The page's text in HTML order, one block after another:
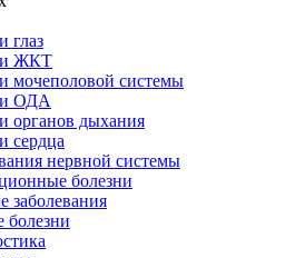
глаз
ЖКТ
мочеполовой системы
ОДА
органов дыхания
сердца
нервной системы
болезни
заболевания
болезни